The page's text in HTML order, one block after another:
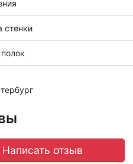
стенки
Написать отзыв